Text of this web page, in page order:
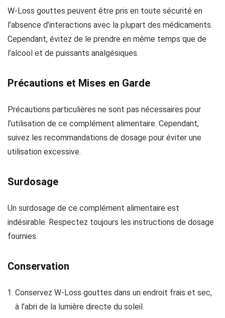
W-Loss gouttes peuvent être pris en toute sécurité en
l’absence d’interactions avec la plupart des médicaments.
Cependant, évitez de le prendre en même temps que de
l’alcool et de puissants analgésiques.
Précautions et Mises en Garde
Précautions particulières ne sont pas nécessaires pour
l’utilisation de ce complément alimentaire. Cependant,
suivez les recommandations de dosage pour éviter une
utilisation excessive.
Surdosage
Un surdosage de ce complément alimentaire est
indésirable. Respectez toujours les instructions de dosage
fournies.
Conservation
Conservez W-Loss gouttes dans un endroit frais et sec,
à l’abri de la lumière directe du soleil.